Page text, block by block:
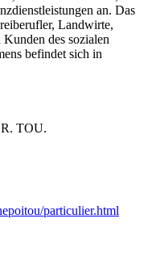
an. Das
Landwirte,
des sozialen
befindet sich in
TOU.
particulier.html